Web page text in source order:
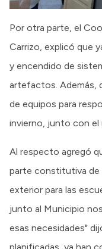
Por otra parte, el
Carrizo, explicó que
y encendido de
artefactos. Además,
de equipos para
invierno, junto con el
Al respecto agregó
parte constitutiva de
exterior para las
junto al Municipio
esas necesidades"